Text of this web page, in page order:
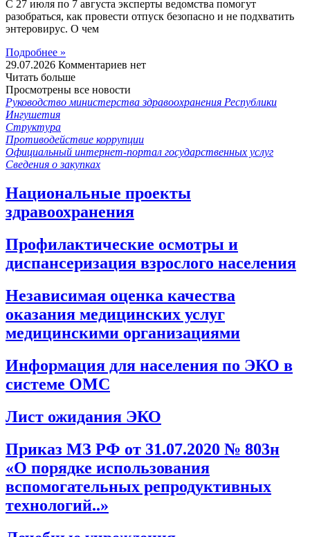
С 27 июля по 7 августа эксперты ведомства помогут
разобраться, как провести отпуск безопасно и не подхватить
энтеровирус. О чем
Подробнее »
29.07.2026 Комментариев нет
Читать больше
Просмотрены все новости
Руководство министерства здравоохранения Республики
Ингушетия
Структура
Противодействие коррупции
Официальный интернет-портал государственных услуг
Сведения о закупках
Национальные проекты
здравоохранения
Профилактические осмотры и
диспансеризация взрослого населения
Независимая оценка качества
оказания медицинских услуг
медицинскими организациями
Информация для населения по ЭКО в
системе ОМС
Лист ожидания ЭКО
Приказ МЗ РФ от 31.07.2020 № 803н
«О порядке использования
вспомогательных репродуктивных
технологий..»